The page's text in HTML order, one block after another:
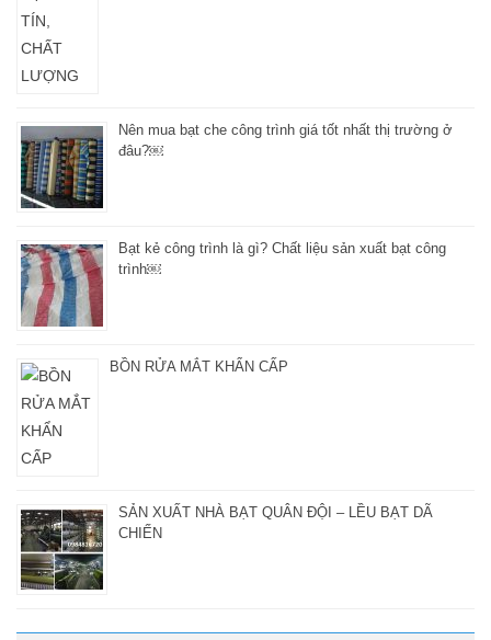
Nên mua bạt che công trình giá tốt nhất thị trường ở
đâu?￼
Bạt kẻ công trình là gì? Chất liệu sản xuất bạt công
trình￼
BỒN RỬA MẮT KHẨN CẤP
SẢN XUẤT NHÀ BẠT QUÂN ĐỘI – LỀU BẠT DÃ
CHIẾN